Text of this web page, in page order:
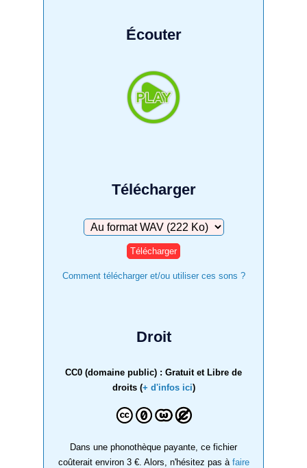
Écouter
Télécharger
Télécharger
Comment télécharger et/ou utiliser ces sons ?
Droit
CC0 (domaine public) : Gratuit et Libre de
droits (+ d'infos ici)
Dans une phonothèque payante, ce fichier
coûterait environ 3 €. Alors, n'hésitez pas à faire